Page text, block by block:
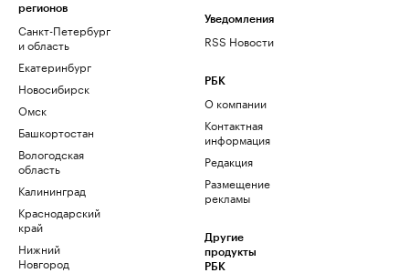
регионов
Санкт-Петербург
и область
Екатеринбург
Новосибирск
Омск
Башкортостан
Вологодская
область
Калининград
Краснодарский
край
Нижний
Новгород
Уведомления
RSS Новости
РБК
О компании
Контактная
информация
Редакция
Размещение
рекламы
Другие
продукты
РБК